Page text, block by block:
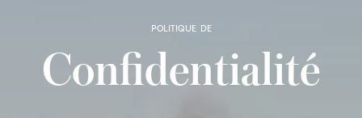
POLITIQUE DE
Confidentialité